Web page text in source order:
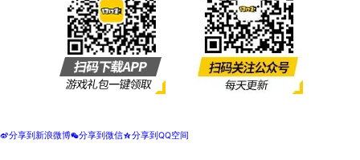
t分享到新浪微博w分享到微信z分享到QQ空间